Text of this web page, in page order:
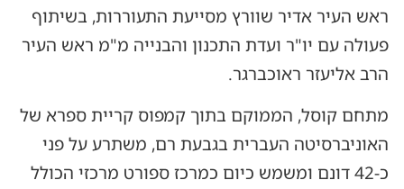
ראש העיר אדיר שוורץ מסייעת התעוררות, בשיתוף
פעולה עם יו"ר ועדת התכנון והבנייה מ"מ ראש העיר
הרב אליעזר ראוכברגר.
מתחם קוסל, הממוקם בתוך קמפוס קריית ספרא של
האוניברסיטה העברית בגבעת רם, משתרע על פני
כ-42 דונם ומשמש כיום כמרכז ספורט מרכזי הכולל